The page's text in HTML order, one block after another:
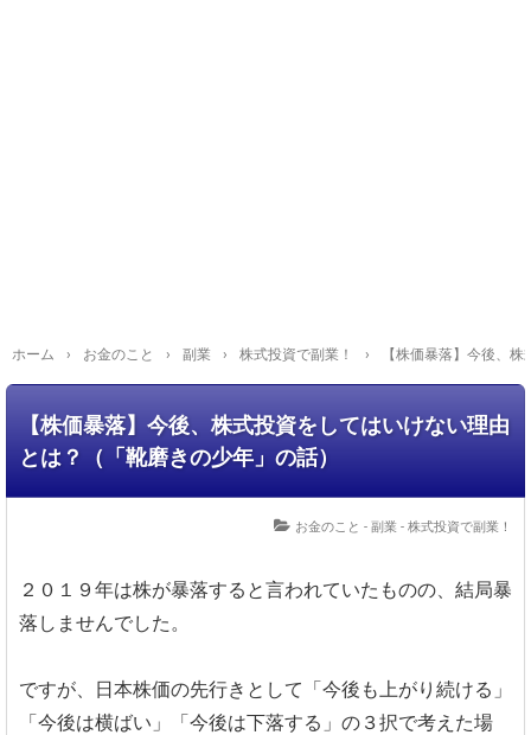
ホーム › お金のこと › 副業 › 株式投資で副業！ › 【株価暴落】今後、
【株価暴落】今後、株式投資をしてはいけない理由
とは？（「靴磨きの少年」の話）
お金のこと - 副業 - 株式投資で副業！
２０１９年は株が暴落すると言われていたものの、結局暴
落しませんでした。
ですが、日本株価の先行きとして「今後も上がり続ける」
「今後は横ばい」「今後は下落する」の３択で考えた場